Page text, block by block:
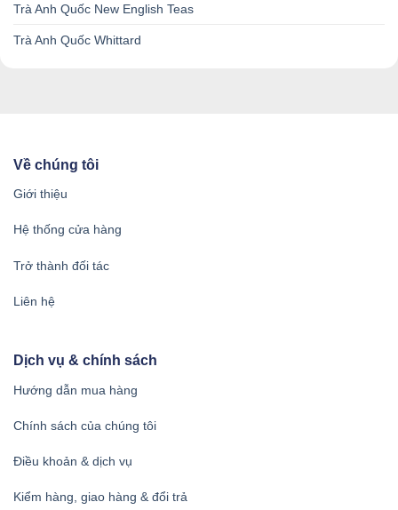
Trà Anh Quốc New English Teas
Trà Anh Quốc Whittard
Về chúng tôi
Giới thiệu
Hệ thống cửa hàng
Trở thành đối tác
Liên hệ
Dịch vụ & chính sách
Hướng dẫn mua hàng
Chính sách của chúng tôi
Điều khoản & dịch vụ
Kiểm hàng, giao hàng & đổi trả